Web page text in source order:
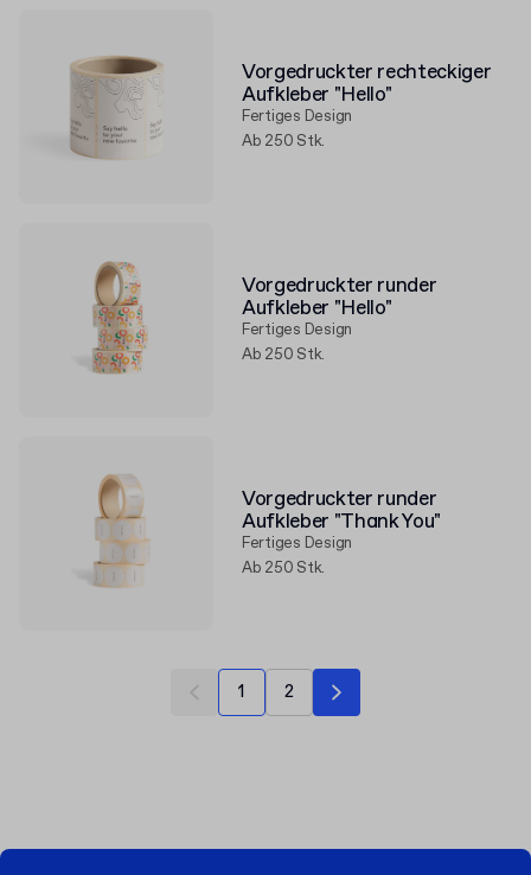
Vorgedruckter rechteckiger
Aufkleber "Hello"
Fertiges Design
Ab 250 Stk.
Vorgedruckter runder
Aufkleber "Hello"
Fertiges Design
Ab 250 Stk.
Vorgedruckter runder
Aufkleber "Thank You"
Fertiges Design
Ab 250 Stk.
1 2